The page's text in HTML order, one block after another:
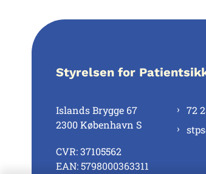
Styrelsen for
Islands Brygge 67
2300 København S
CVR: 37105562
EAN: 5798000363311
72